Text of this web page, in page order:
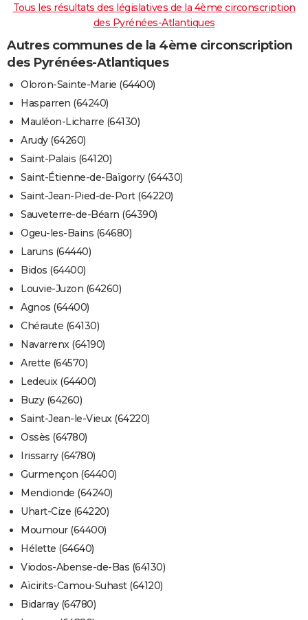
Tous les résultats des législatives de la 4ème circonscription
des Pyrénées-Atlantiques
Autres communes de la 4ème circonscription
des Pyrénées-Atlantiques
Oloron-Sainte-Marie (64400)
Hasparren (64240)
Mauléon-Licharre (64130)
Arudy (64260)
Saint-Palais (64120)
Saint-Étienne-de-Baïgorry (64430)
Saint-Jean-Pied-de-Port (64220)
Sauveterre-de-Béarn (64390)
Ogeu-les-Bains (64680)
Laruns (64440)
Bidos (64400)
Louvie-Juzon (64260)
Agnos (64400)
Chéraute (64130)
Navarrenx (64190)
Arette (64570)
Ledeuix (64400)
Buzy (64260)
Saint-Jean-le-Vieux (64220)
Ossès (64780)
Irissarry (64780)
Gurmençon (64400)
Mendionde (64240)
Uhart-Cize (64220)
Moumour (64400)
Hélette (64640)
Viodos-Abense-de-Bas (64130)
Aïcirits-Camou-Suhast (64120)
Bidarray (64780)